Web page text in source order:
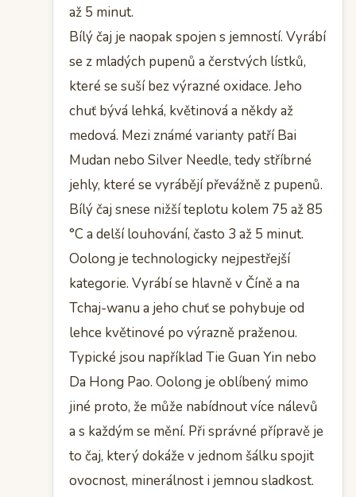
až 5 minut.
Bílý čaj je naopak spojen s jemností. Vyrábí
se z mladých pupenů a čerstvých lístků,
které se suší bez výrazné oxidace. Jeho
chuť bývá lehká, květinová a někdy až
medová. Mezi známé varianty patří Bai
Mudan nebo Silver Needle, tedy stříbrné
jehly, které se vyrábějí převážně z pupenů.
Bílý čaj snese nižší teplotu kolem 75 až 85
°C a delší louhování, často 3 až 5 minut.
Oolong je technologicky nejpestřejší
kategorie. Vyrábí se hlavně v Číně a na
Tchaj-wanu a jeho chuť se pohybuje od
lehce květinové po výrazně praženou.
Typické jsou například Tie Guan Yin nebo
Da Hong Pao. Oolong je oblíbený mimo
jiné proto, že může nabídnout více nálevů
a s každým se mění. Při správné přípravě je
to čaj, který dokáže v jednom šálku spojit
ovocnost, minerálnost i jemnou sladkost.